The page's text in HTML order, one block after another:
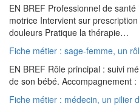
EN BREF Professionnel de
motrice Intervient sur
douleurs Pratique la thérapie…
Fiche métier : sage-femme, un
EN BREF Rôle principal : suivi
de son bébé. Accompagnement
Fiche métier : médecin, un pilier